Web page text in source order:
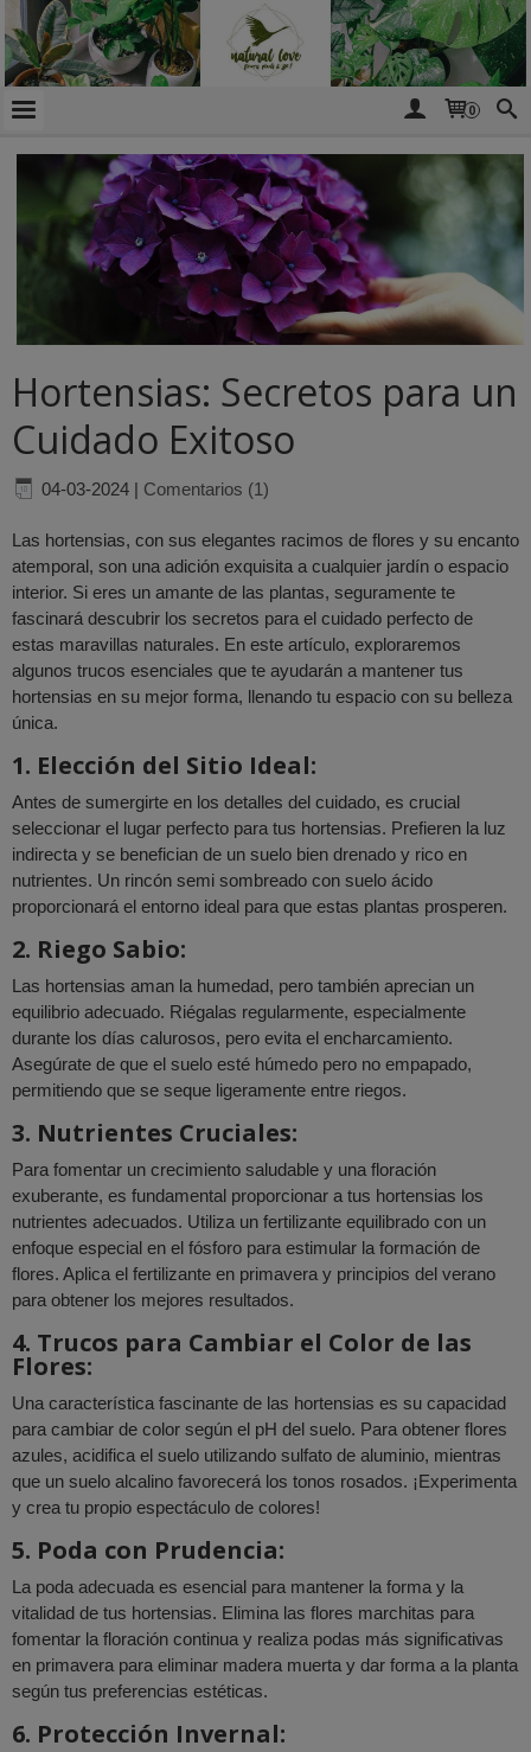
0
Hortensias: Secretos para un
Cuidado Exitoso
04-03-2024 | Comentarios (1)
Las hortensias, con sus elegantes racimos de flores y su encanto
atemporal, son una adición exquisita a cualquier jardín o espacio
interior. Si eres un amante de las plantas, seguramente te
fascinará descubrir los secretos para el cuidado perfecto de
estas maravillas naturales. En este artículo, exploraremos
algunos trucos esenciales que te ayudarán a mantener tus
hortensias en su mejor forma, llenando tu espacio con su belleza
única.
1. Elección del Sitio Ideal:
Antes de sumergirte en los detalles del cuidado, es crucial
seleccionar el lugar perfecto para tus hortensias. Prefieren la luz
indirecta y se benefician de un suelo bien drenado y rico en
nutrientes. Un rincón semi sombreado con suelo ácido
proporcionará el entorno ideal para que estas plantas prosperen.
2. Riego Sabio:
Las hortensias aman la humedad, pero también aprecian un
equilibrio adecuado. Riégalas regularmente, especialmente
durante los días calurosos, pero evita el encharcamiento.
Asegúrate de que el suelo esté húmedo pero no empapado,
permitiendo que se seque ligeramente entre riegos.
3. Nutrientes Cruciales:
Para fomentar un crecimiento saludable y una floración
exuberante, es fundamental proporcionar a tus hortensias los
nutrientes adecuados. Utiliza un fertilizante equilibrado con un
enfoque especial en el fósforo para estimular la formación de
flores. Aplica el fertilizante en primavera y principios del verano
para obtener los mejores resultados.
4. Trucos para Cambiar el Color de las
Flores:
Una característica fascinante de las hortensias es su capacidad
para cambiar de color según el pH del suelo. Para obtener flores
azules, acidifica el suelo utilizando sulfato de aluminio, mientras
que un suelo alcalino favorecerá los tonos rosados. ¡Experimenta
y crea tu propio espectáculo de colores!
5. Poda con Prudencia:
La poda adecuada es esencial para mantener la forma y la
vitalidad de tus hortensias. Elimina las flores marchitas para
fomentar la floración continua y realiza podas más significativas
en primavera para eliminar madera muerta y dar forma a la planta
según tus preferencias estéticas.
6. Protección Invernal: